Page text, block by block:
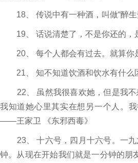
18、 传说中有一种酒，叫做“醉生
19、 话说清楚了，不是你还的，
20、 每个人都会有过去。就算你
21、 知不知道饮酒和饮水有什么
22、 虽然我很喜欢她，但是我不
我知道她心里其实在想另一个人。
——王家卫 《东邪西毒》
23、 十六号，四月十六号。一九
钟。从现在开始我们就是一分钟的